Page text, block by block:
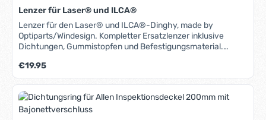
Lenzer für Laser® und ILCA®
Lenzer für den Laser® und ILCA®-Dinghy, made by
Optiparts/Windesign. Kompletter Ersatzlenzer inklusive
Dichtungen, Gummistopfen und Befestigungsmaterial.
gute Alternative zu dem Original-Ersatzteil. Aufgrund der
Klassenbestimmungen darf er allerdings nicht bei Klassen-
Regatten gefahren werden. Laser® ist ein eingetragenes
Warenzeichen von Velum Limited und Performance Sailcraft
Australia Ltd. ILCA® ist ein eingetragenes Warenzeichen von
Regulärer Preis:
€19.95